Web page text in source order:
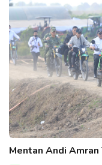
Mentan Andi